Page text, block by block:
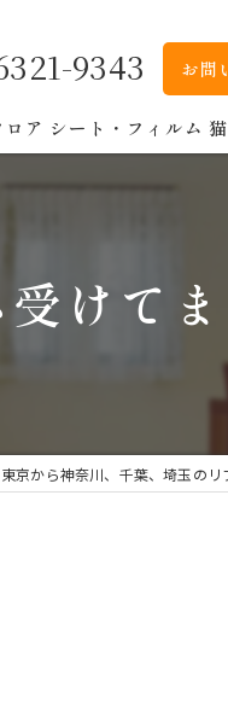
9343 お問
ア シート・フィルム
けて
東京から神奈川、千葉、埼玉のリ